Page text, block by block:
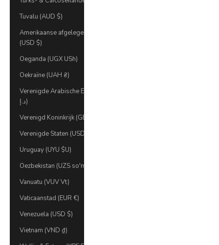
Tuvalu (AUD $)
Amerikaanse afgelegen eilanden
(USD $)
Oeganda (UGX USh)
Oekraïne (UAH ₴)
Verenigde Arabische Emiraten (AED
د.إ)
Verenigd Koninkrijk (GBP £)
Verenigde Staten (USD $)
Uruguay (UYU $U)
Oezbekistan (UZS so'm)
Vanuatu (VUV Vt)
Vaticaanstad (EUR €)
Venezuela (USD $)
Vietnam (VND ₫)